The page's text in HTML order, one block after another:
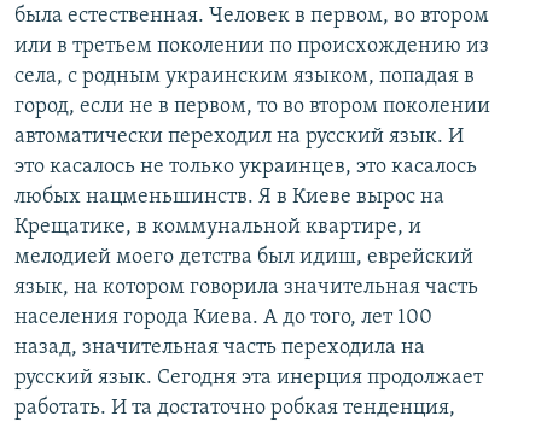
была естественная. Человек в первом, во втором
или в третьем поколении по происхождению из
села, с родным украинским языком, попадая в
город, если не в первом, то во втором поколении
автоматически переходил на русский язык. И
это касалось не только украинцев, это касалось
любых нацменьшинств. Я в Киеве вырос на
Крещатике, в коммунальной квартире, и
мелодией моего детства был идиш, еврейский
язык, на котором говорила значительная часть
населения города Киева. А до того, лет 100
назад, значительная часть переходила на
русский язык. Сегодня эта инерция продолжает
работать. И та достаточно робкая тенденция,